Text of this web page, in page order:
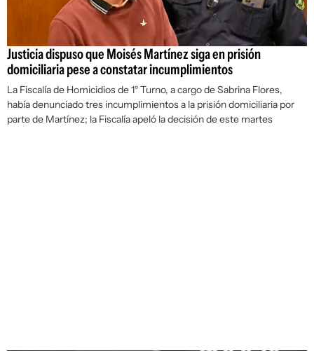
Justicia dispuso que Moisés Martínez siga en prisión
domiciliaria pese a constatar incumplimientos
La Fiscalía de Homicidios de 1° Turno, a cargo de Sabrina Flores,
había denunciado tres incumplimientos a la prisión domiciliaria por
parte de Martínez; la Fiscalía apeló la decisión de este martes